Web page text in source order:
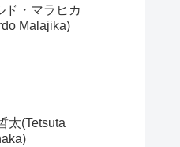
ド・マラヒカ
Malajika)
太(Tetsuta